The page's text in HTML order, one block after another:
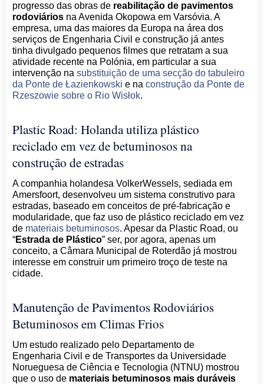
progresso das obras de reabilitação de pavimentos
rodoviários na Avenida Okopowa em Varsóvia. A
empresa, uma das maiores da Europa na área dos
serviços de Engenharia Civil e construção já antes
tinha divulgado pequenos filmes que retratam a sua
atividade recente na Polónia, em particular a sua
intervenção nasubstituição de uma secção do tabuleiro
da Ponte de Łazienkowski e naconstrução da Ponte de
Rzeszowie sobre o Rio Wisłok.
Plastic Road: Holanda utiliza plástico
reciclado em vez de betuminosos na
construção de estradas
A companhia holandesa VolkerWessels, sediada em
Amersfoort, desenvolveu um sistema construtivo para
estradas, baseado em conceitos de pré-fabricação e
modularidade, que faz uso de plástico reciclado em vez
de materiais betuminosos. Apesar da Plastic Road, ou
“Estrada de Plástico” ser, por agora, apenas um
conceito, a Câmara Municipal de Roterdão já mostrou
interesse em construir um primeiro troço de teste na
cidade.
Manutenção de Pavimentos Rodoviários
Betuminosos em Climas Frios
Um estudo realizado pelo Departamento de
Engenharia Civil e de Transportes da Universidade
Norueguesa de Ciência e Tecnologia (NTNU) mostrou
que o uso de materiais betuminosos mais duráveis